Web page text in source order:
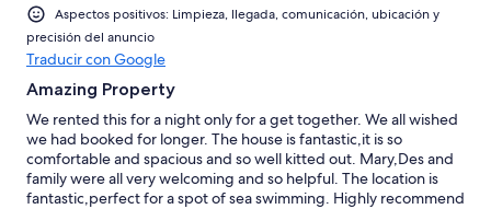
Aspectos positivos: Limpieza, llegada, comunicación, ubicación y
precisión del anuncio
Traducir con Google
Amazing Property
We rented this for a night only for a get together. We all wished
we had booked for longer. The house is fantastic,it is so
comfortable and spacious and so well kitted out. Mary,Des and
family were all very welcoming and so helpful. The location is
fantastic,perfect for a spot of sea swimming. Highly recommend